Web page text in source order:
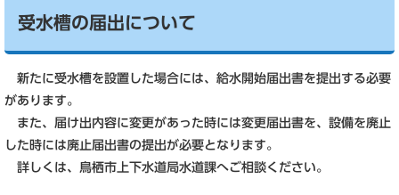
受水槽の届出について
新たに受水槽を設置した場合には、給水開始届出書を提出する必要
があります。
また、届け出内容に変更があった時には変更届出書を、設備を廃止
した時には廃止届出書の提出が必要となります。
詳しくは、鳥栖市上下水道局水道課へご相談ください。